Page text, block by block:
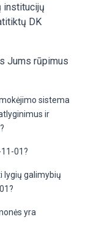
institucijų
DK
Jums rūpimus
sistema
ir
01?
lygių galimybių
yra